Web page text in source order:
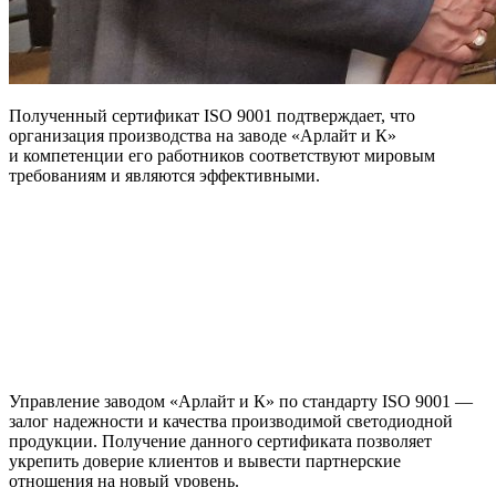
Полученный сертификат ISO 9001 подтверждает, что
организация производства на заводе «Арлайт и К»
и компетенции его работников соответствуют мировым
требованиям и являются эффективными.
Управление заводом «Арлайт и К» по стандарту ISO 9001 —
залог надежности и качества производимой светодиодной
продукции. Получение данного сертификата позволяет
укрепить доверие клиентов и вывести партнерские
отношения на новый уровень.